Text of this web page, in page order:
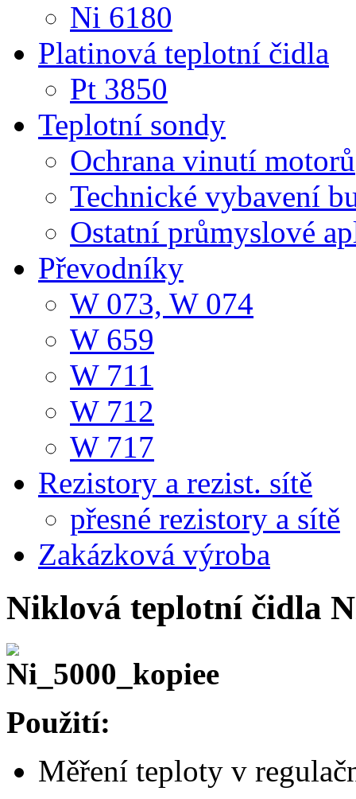
Ni 6180
Platinová teplotní čidla
Pt 3850
Teplotní sondy
Ochrana vinutí motorů
Technické vybavení
Ostatní průmyslové
Převodníky
W 073, W 074
W 659
W 711
W 712
W 717
Rezistory a rezist. sítě
přesné rezistory a sítě
Zakázková výroba
Niklová teplotní čidla
Použití:
Měření teploty v